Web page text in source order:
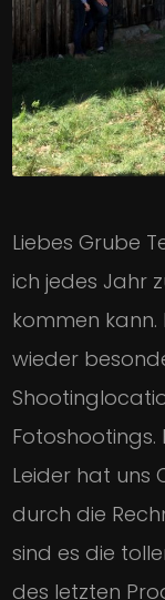
Liebes Grube
ich jedes Jahr
kommen kann.
wieder
Fotoshootings.
Leider hat uns
durch die
sind es die
des letzten